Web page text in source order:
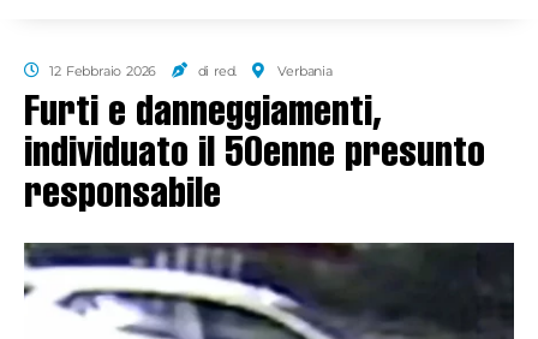
12 Febbraio 2026 di red. Verbania
Furti e danneggiamenti,
individuato il 50enne presunto
responsabile